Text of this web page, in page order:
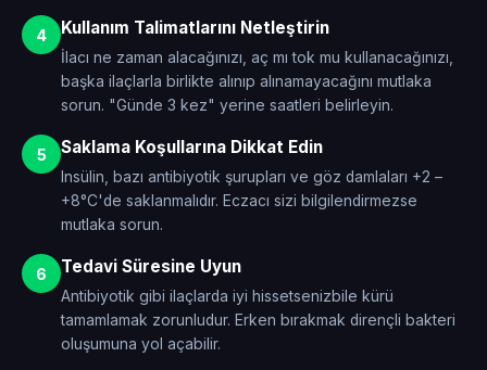
4 Kullanım Talimatlarını Netleştirin
İlacı ne zaman alacağınızı, aç mı tok mu kullanacağınızı,
başka ilaçlarla birlikte alınıp alınamayacağını mutlaka
sorun. "Günde 3 kez" yerine saatleri belirleyin.
5 Saklama Koşullarına Dikkat Edin
Insülin, bazı antibiyotik şurupları ve göz damlaları +2 –
+8°C'de saklanmalıdır. Eczacı sizi bilgilendirmezse
mutlaka sorun.
6 Tedavi Süresine Uyun
Antibiyotik gibi ilaçlarda iyi hissetsenizbile kürü
tamamlamak zorunludur. Erken bırakmak dirençli bakteri
oluşumuna yol açabilir.